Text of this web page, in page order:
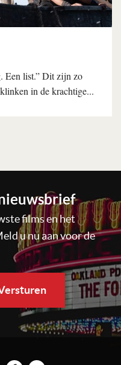
Een list.” Dit zijn zo
in de krachtige...
films en het
u nu aan voor de